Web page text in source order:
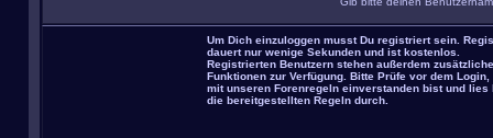
Um Dich einzuloggen musst Du registriert sein.
dauert nur wenige Sekunden und ist kostenlos.
Registrierten Benutzern stehen außerdem zusätzliche
Funktionen zur Verfügung. Bitte Prüfe vor dem Login,
mit unseren Forenregeln einverstanden bist und lies
die bereitgestellten Regeln durch.